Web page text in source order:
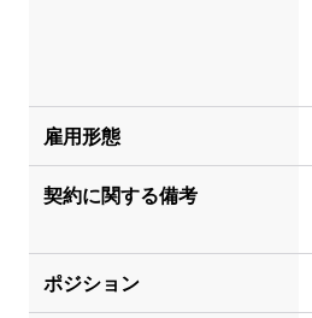
雇用形態
契約に関する備考
ポジション